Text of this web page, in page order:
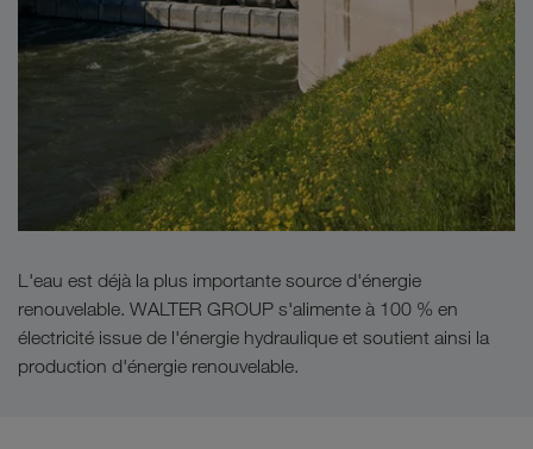
L'eau est déjà la plus importante source d'énergie
renouvelable. WALTER GROUP s'alimente à 100 % en
électricité issue de l'énergie hydraulique et soutient ainsi la
production d'énergie renouvelable.